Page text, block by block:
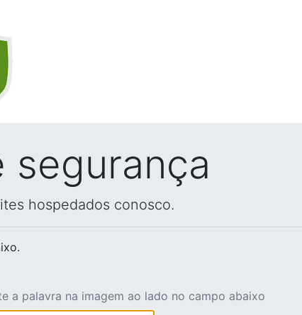
segurança
hospedados conosco.
a palavra na imagem ao lado no campo abaixo